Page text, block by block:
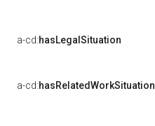
a-cd:hasLegalSituation
a-cd:hasRelatedWorkSituation